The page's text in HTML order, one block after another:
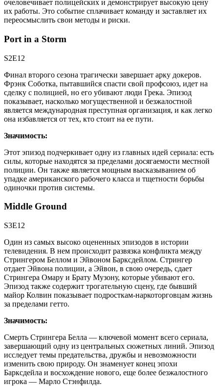
очеловечивает полицейских и демонстрирует высокую цену
их работы. Это событие сплачивает команду и заставляет их
переосмыслить свои методы и риски.
Port in a Storm
S2E12
Финал второго сезона трагически завершает арку докеров.
Фрэнк Соботка, пытавшийся спасти свой профсоюз, идет на
сделку с полицией, но его убивают люди Грека. Эпизод
показывает, насколько могущественной и безжалостной
является международная преступная организация, и как легко
она избавляется от тех, кто стоит на ее пути.
Значимость:
Этот эпизод подчеркивает одну из главных идей сериала: есть
силы, которые находятся за пределами досягаемости местной
полиции. Он также является мощным высказыванием об
упадке американского рабочего класса и тщетности борьбы
одиночки против системы.
Middle Ground
S3E12
Один из самых высоко оцененных эпизодов в истории
телевидения. В нем происходит развязка конфликта между
Стрингером Беллом и Эйвоном Барксдейлом. Стрингер
отдает Эйвона полиции, а Эйвон, в свою очередь, сдает
Стрингера Омару и Брату Музону, которые убивают его.
Эпизод также содержит трогательную сцену, где бывший
майор Колвин показывает подросткам-наркоторговцам жизнь
за пределами гетто.
Значимость:
Смерть Стрингера Белла — ключевой момент всего сериала,
завершающий одну из центральных сюжетных линий. Эпизод
исследует темы предательства, дружбы и невозможности
изменить свою природу. Он знаменует конец эпохи
Барксдейла и восхождение нового, еще более безжалостного
игрока — Марло Стэнфилда.